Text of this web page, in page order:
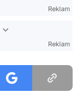
Reklam
Reklam